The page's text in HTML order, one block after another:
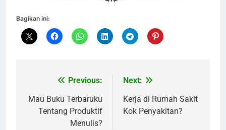
Bagikan ini:
Navigasi
pos
Previous:
Mau Buku Terbaruku
Tentang Produktif
Menulis?
Next:
Kerja di Rumah Sakit
Kok Penyakitan?